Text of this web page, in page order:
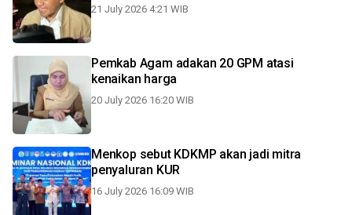
21 July 2026 4:21 WIB
Pemkab Agam adakan 20 GPM atasi
kenaikan harga
20 July 2026 16:20 WIB
Menkop sebut KDKMP akan jadi mitra
penyaluran KUR
16 July 2026 16:09 WIB